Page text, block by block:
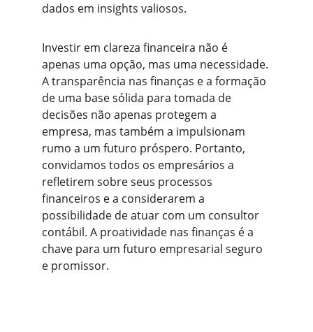
dados em insights valiosos.
Investir em clareza financeira não é
apenas uma opção, mas uma necessidade.
A transparência nas finanças e a formação
de uma base sólida para tomada de
decisões não apenas protegem a
empresa, mas também a impulsionam
rumo a um futuro próspero. Portanto,
convidamos todos os empresários a
refletirem sobre seus processos
financeiros e a considerarem a
possibilidade de atuar com um consultor
contábil. A proatividade nas finanças é a
chave para um futuro empresarial seguro
e promissor.